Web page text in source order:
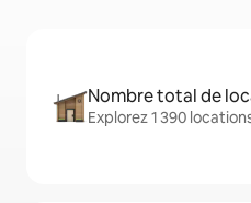
Nombre total de
Explorez 1 390